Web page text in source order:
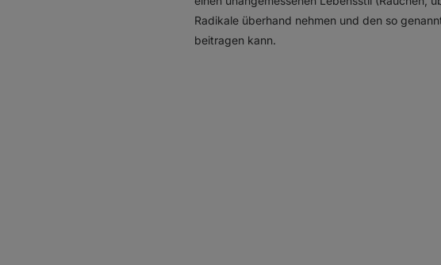
Radikale überhand nehmen und den so
beitragen kann.